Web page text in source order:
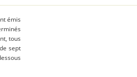
émis
tous
sept